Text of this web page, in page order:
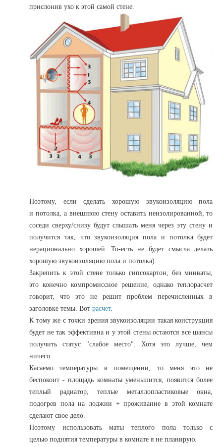
прислонив ухо к этой самой стене.
Поэтому, если сделать хорошую звукоизоляцию пола
и потолка, а внешнюю стену оставить неизолированной, то
соседи сверху/снизу будут слышать меня через эту стену и
получится так, что звукоизоляция пола и потолка будет
нерационально хорошей. То-есть не будет смысла делать
хорошую звукоизоляцию пола и потолка).
Закрепить к этой стене только гипсокартон, без минваты,
это конечно компромиссное решение, однако теплорасчет
говорит, что это не решит проблем перечисленных в
заголовке темы. Вот расчет.
К тому же с точки зрения звукоизоляции такая конструкция
будет не так эффективна и у этой стены остаются все шансы
получить статус "слабое место". Хотя это лучше, чем
ничего.
Касаемо температуры в помещении, то меня это не
беспокоит - площадь комнаты уменьшится, появится более
теплый радиатор, теплые металлопластиковые окна,
подогрев пола на лоджии + проживание в этой комнате
сделают свое дело.
Поэтому использовать маты теплого пола только с
целью поднятия температуры в комнате я не планирую.